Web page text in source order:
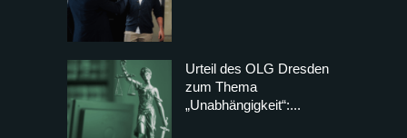
Urteil des OLG Dresden
zum Thema
„Unabhängigkeit“:...